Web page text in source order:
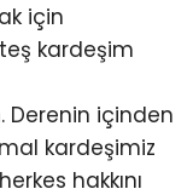
için
kardeşim
Derenin içinden
kardeşimiz
hakkını